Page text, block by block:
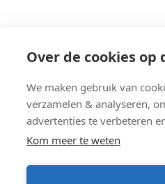
Over de cookies op
We maken gebruik van
verzamelen & analyseren,
advertenties te verbeteren
Kom meer te weten